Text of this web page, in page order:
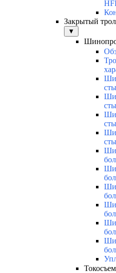
Закрытый
▼